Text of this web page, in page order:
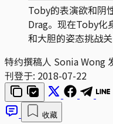
Toby的表演欲和阴
Drag。现在Toby化
和大胆的姿态挑战
特约撰稿人 Sonia Wong
刊登于: 2018-07-22
收藏